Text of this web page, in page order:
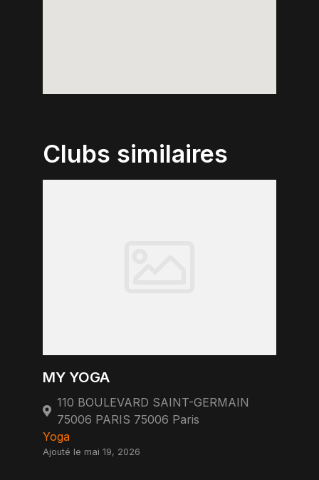
Clubs similaires
MY YOGA
110 BOULEVARD SAINT-GERMAIN
75006 PARIS 75006 Paris
Yoga
Ajouté le mai 19, 2026